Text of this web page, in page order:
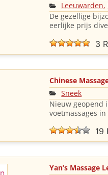
Leeuwarden,
De gezellige
eerlijke prijs
3
Chinese
Sneek
Nieuw geopend
voetmassages
19
Yan’s Massage